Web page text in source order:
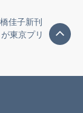
佳子新刊
東京プリ